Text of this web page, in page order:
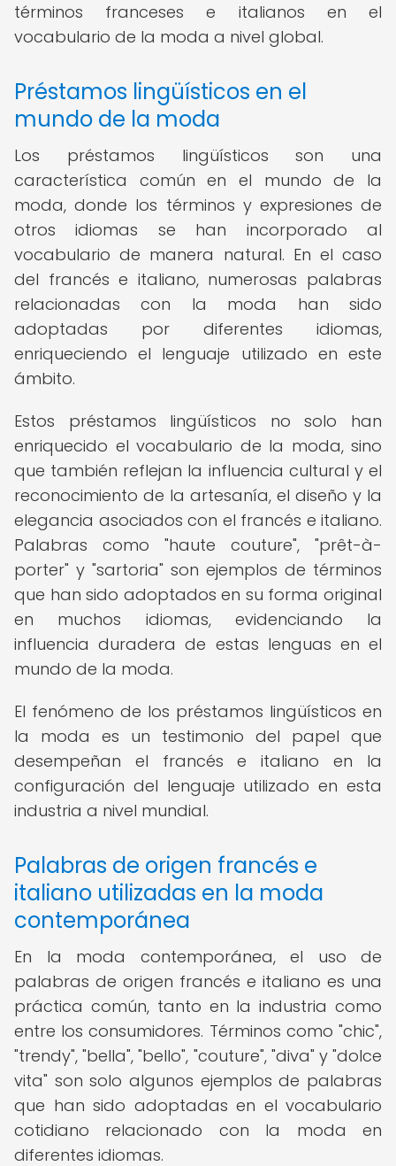
términos franceses e italianos en el
vocabulario de la moda a nivel global.
Préstamos lingüísticos en el
mundo de la moda
Los préstamos lingüísticos son una
característica común en el mundo de la
moda, donde los términos y expresiones de
otros idiomas se han incorporado al
vocabulario de manera natural. En el caso
del francés e italiano, numerosas palabras
relacionadas con la moda han sido
adoptadas por diferentes idiomas,
enriqueciendo el lenguaje utilizado en este
ámbito.
Estos préstamos lingüísticos no solo han
enriquecido el vocabulario de la moda, sino
que también reflejan la influencia cultural y el
reconocimiento de la artesanía, el diseño y la
elegancia asociados con el francés e italiano.
Palabras como "haute couture", "prêt-à-
porter" y "sartoria" son ejemplos de términos
que han sido adoptados en su forma original
en muchos idiomas, evidenciando la
influencia duradera de estas lenguas en el
mundo de la moda.
El fenómeno de los préstamos lingüísticos en
la moda es un testimonio del papel que
desempeñan el francés e italiano en la
configuración del lenguaje utilizado en esta
industria a nivel mundial.
Palabras de origen francés e
italiano utilizadas en la moda
contemporánea
En la moda contemporánea, el uso de
palabras de origen francés e italiano es una
práctica común, tanto en la industria como
entre los consumidores. Términos como "chic",
"trendy", "bella", "bello", "couture", "diva" y "dolce
vita" son solo algunos ejemplos de palabras
que han sido adoptadas en el vocabulario
cotidiano relacionado con la moda en
diferentes idiomas.